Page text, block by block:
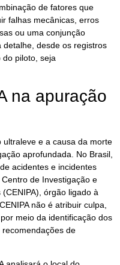
de fatores que
falhas mecânicas, erros
ou uma conjunção
detalhe, desde os registros
do piloto, seja
na apuração
e a causa da morte
aprofundada. No Brasil,
acidentes e incidentes
de Investigação e
órgão ligado à
não é atribuir culpa,
meio da identificação dos
de